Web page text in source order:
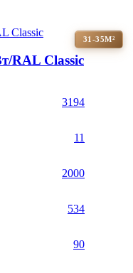
31-35М²
RAL Classic
3194
11
2000
534
90